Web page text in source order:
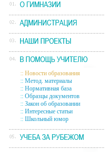
:: Новости образования
:: Метод. материалы
:: Нормативная база
:: Образцы документов
:: Закон об образовании
:: Интересные статьи
:: Школьный юмор